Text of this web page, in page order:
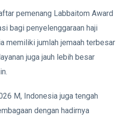
pemenang Labbaitom Award
bagi penyelenggaraan haji
memiliki jumlah jemaah terbesar
juga jauh lebih besar
M, Indonesia juga tengah
dengan hadirnya